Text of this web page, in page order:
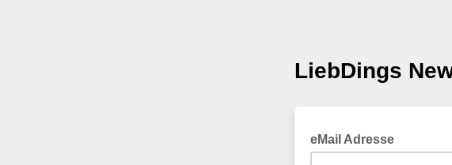
LiebDings
eMail Adresse